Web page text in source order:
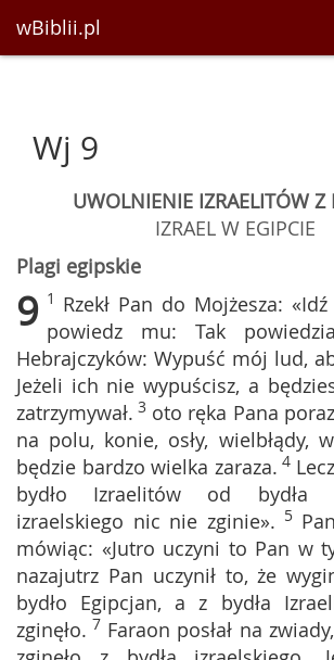
wBiblii.pl
Wj 9
UWOLNIENIE IZRAELITÓW Z
IZRAEL W EGIPCIE
Plagi egipskie
9 1 Rzekł Pan do Mojżesza:
powiedz mu: Tak
Hebrajczyków: Wypuść mój lud,
Jeżeli ich nie wypuścisz, a
zatrzymywał. 3 oto ręka Pana
na polu, konie, osły, wielbłądy,
będzie bardzo wielka zaraza. 4
bydło Izraelitów od bydła
izraelskiego nic nie zginie». 5
mówiąc: «Jutro uczyni to Pan w
nazajutrz Pan uczynił to, że
bydło Egipcjan, a z bydła
zginęło. 7 Faraon posłał na